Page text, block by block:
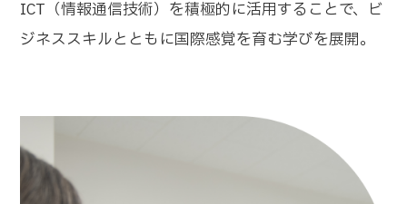
ICT（情報通信技術）を積極的に活用することで、ビ
ジネススキルとともに国際感覚を育む学びを展開。